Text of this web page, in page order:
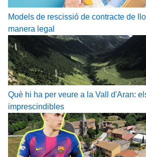
Models de rescissió de contracte de
manera legal
Què hi ha per veure a la Vall d'Aran:
imprescindibles